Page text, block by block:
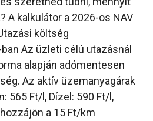
A kalkulátor a 2026-os NAV
költség
Az üzleti célú utazásnál
alapján adómentesen
Az aktív üzemanyagárak
565 Ft/l, Dízel: 590 Ft/l,
a 15 Ft/km